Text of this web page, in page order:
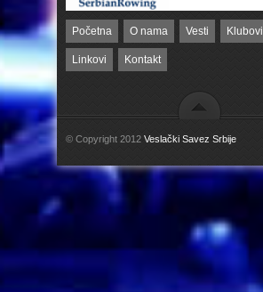
Početna O nama Vesti Klubovi
Linkovi Kontakt
© Copyright 2012 Veslački Savez Srbije